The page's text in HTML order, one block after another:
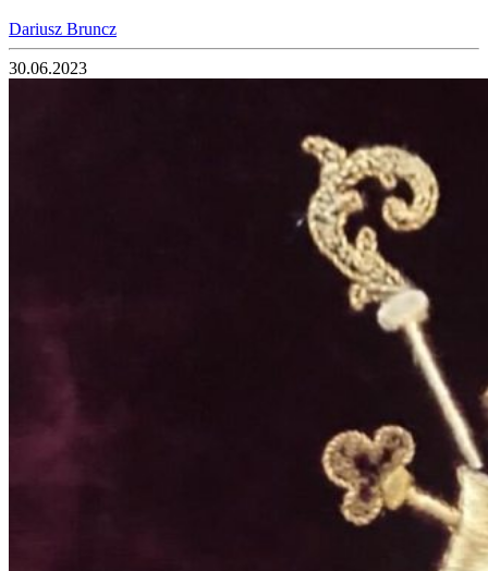
Dariusz Bruncz
30.06.2023